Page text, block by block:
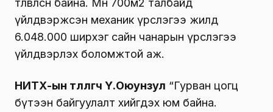
үйлдвэржсэн механик үрслэгээ жилд
6.048.000 ширхэг сайн чанарын үрслэгээ
үйлдвэрлэх боломжтой аж.
НИТХ-ын төлөөлөгч Ү.Оюунзул “Гурван цогц
бүтээн байгуулалт хийгдэх юм байна.